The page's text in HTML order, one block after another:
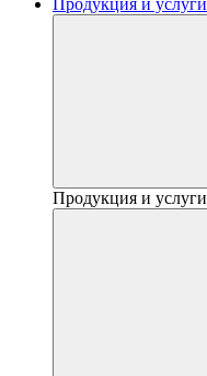
Продукция и услуги